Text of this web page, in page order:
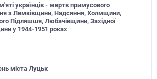
українців - жертв примусового
з Лемківщини, Надсяння, Холмщини,
Підляшшя, Любачівщини, Західної
у 1944-1951 роках
міста Луцьк